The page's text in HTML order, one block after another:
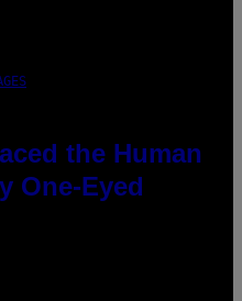
the Human
One-Eyed